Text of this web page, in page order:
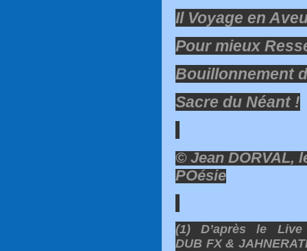
Il Voyage en
Pour mieux
Bouillonnement
Sacre du Néant !
© Jean DORVAL,
POésie
(1) D’après le
DUB FX &